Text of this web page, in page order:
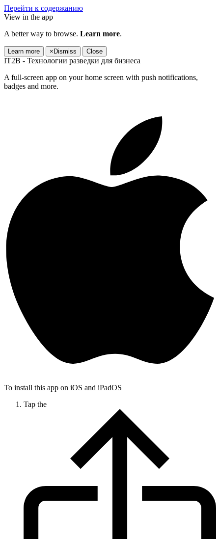
Перейти к содержанию
View in the app
A better way to browse. Learn more.
Learn more × Dismiss Close
IT2B - Технологии разведки для бизнеса
A full-screen app on your home screen with push notifications,
badges and more.
To install this app on iOS and iPadOS
Tap the